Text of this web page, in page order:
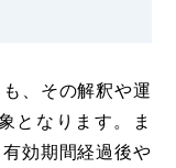
、その解釈や運
となります。ま
効期間経過後や